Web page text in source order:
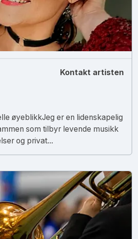
Kontakt artisten
øyeblikk ​Jeg er en lidenskapelig
som tilbyr levende musikk
og privat...